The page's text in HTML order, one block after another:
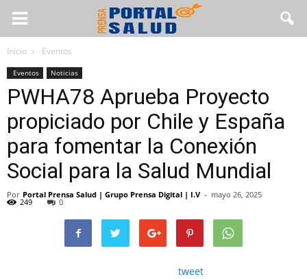
Inicio Eventos
Eventos Noticias
PWHA78 Aprueba Proyecto
propiciado por Chile y España
para fomentar la Conexión
Social para la Salud Mundial
Por Portal Prensa Salud | Grupo Prensa Digital | I.V - mayo 26, 2025
249 0
tweet